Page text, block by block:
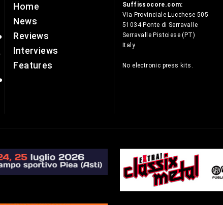
Home
News
Reviews
Interviews
Features
Suffissocore.com:
Via Provinciale Lucchese 505
51034 Ponte di Serravalle
Serravalle Pistoiese (PT)
Italy
No electronic press kits.